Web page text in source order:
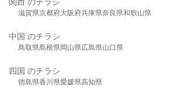
滋賀県京都府大阪府兵庫県奈良県和歌山県
中国 のチラシ
鳥取県島根県岡山県広島県山口県
四国 のチラシ
徳島県香川県愛媛県高知県